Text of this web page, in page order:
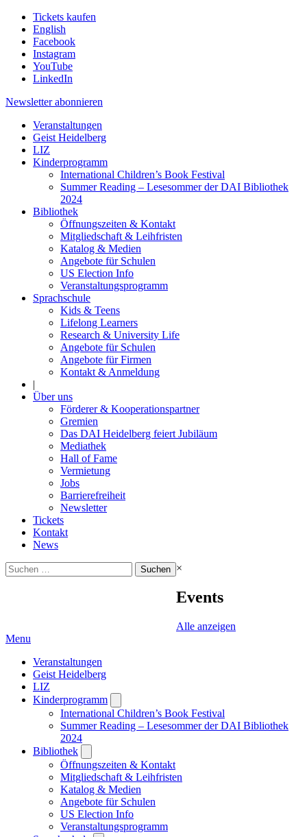
Tickets kaufen
English
Facebook
Instagram
YouTube
LinkedIn
Newsletter abonnieren
Veranstaltungen
Geist Heidelberg
LIZ
Kinderprogramm
International Children’s Book Festival
Summer Reading – Lesesommer der DAI Bibliothek
2024
Bibliothek
Öffnungszeiten & Kontakt
Mitgliedschaft & Leihfristen
Katalog & Medien
Angebote für Schulen
US Election Info
Veranstaltungsprogramm
Sprachschule
Kids & Teens
Lifelong Learners
Research & University Life
Angebote für Schulen
Angebote für Firmen
Kontakt & Anmeldung
|
Über uns
Förderer & Kooperationspartner
Gremien
Das DAI Heidelberg feiert Jubiläum
Mediathek
Hall of Fame
Vermietung
Jobs
Barrierefreiheit
Newsletter
Tickets
Kontakt
News
Suchen
nach:
×
Events
Alle anzeigen
Menu
Veranstaltungen
Geist Heidelberg
LIZ
Kinderprogramm
submenu
International Children’s Book Festival
Summer Reading – Lesesommer der DAI Bibliothek
2024
Bibliothek
submenu
Öffnungszeiten & Kontakt
Mitgliedschaft & Leihfristen
Katalog & Medien
Angebote für Schulen
US Election Info
Veranstaltungsprogramm